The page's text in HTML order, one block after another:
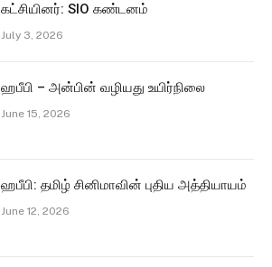
கட்சியினர்: SIO கண்டனம்
July 3, 2026
ஹபீபி – அன்பின் வழியது உயிர்நிலை
June 15, 2026
ஹபீபி: தமிழ் சினிமாவின் புதிய அத்தியாயம்
June 12, 2026